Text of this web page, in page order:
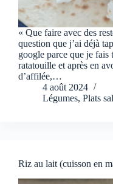
« Que faire avec des
question que j’ai déjà
google parce que je fais
ratatouille et après en
d’affilée,…
4 août 2024
Légumes, Plats
Riz au lait (cuisson en